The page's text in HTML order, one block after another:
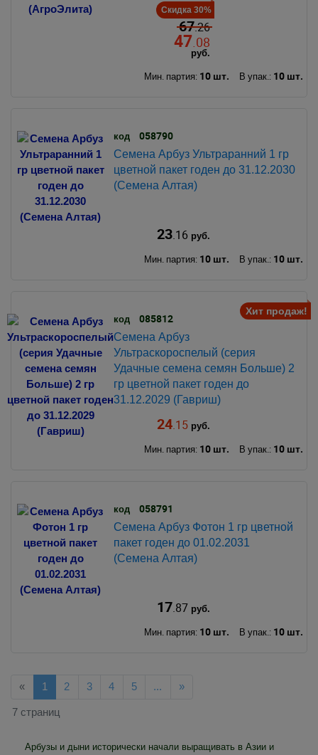
Скидка 30%
67.26
47.08
руб.
Мин. партия: 10 шт. В упак.: 10 шт.
код 058790
Семена Арбуз Ультраранний 1 гр
цветной пакет годен до 31.12.2030
(Семена Алтая)
23.16 руб.
Мин. партия: 10 шт. В упак.: 10 шт.
Хит продаж!
код 085812
Семена Арбуз
Ультраскороспелый (серия
Удачные семена семян Больше) 2
гр цветной пакет годен до
31.12.2029 (Гавриш)
24.15руб.
Мин. партия: 10 шт. В упак.: 10 шт.
код 058791
Семена Арбуз Фотон 1 гр цветной
пакет годен до 01.02.2031
(Семена Алтая)
17.87 руб.
Мин. партия: 10 шт. В упак.: 10 шт.
«Назад
1 2 3 4 5 ... »Далее
7 страниц
Арбузы и дыни исторически начали выращивать в Азии и